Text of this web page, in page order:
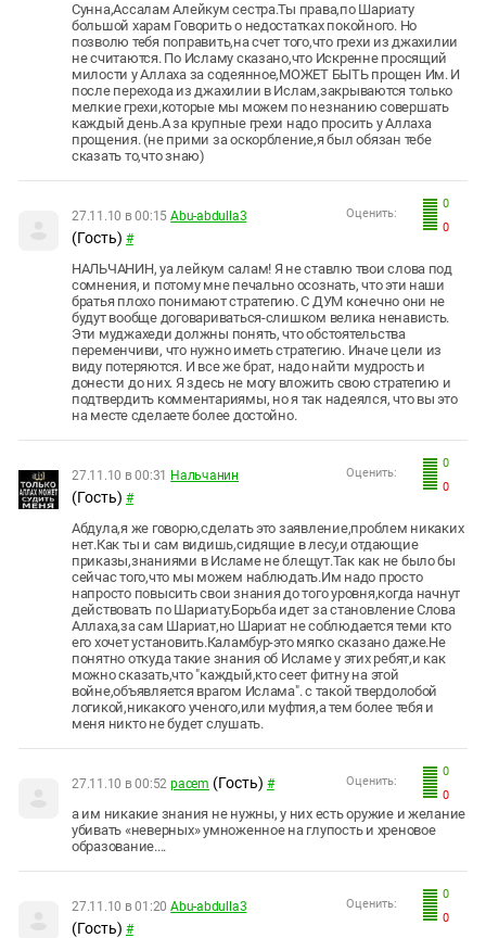
Сунна,Ассалам Алейкум сестра.Ты права,по Шариату
большой харам Говорить о недостатках покойного. Но
позволю тебя поправить,на счет того,что грехи из джахилии
не считаются. По Исламу сказано,что Искренне просящий
милости у Аллаха за содеянное,МОЖЕТ БЫТЬ прощен Им. И
после перехода из джахилии в Ислам,закрываются только
мелкие грехи,которые мы можем по незнанию совершать
каждый день.А за крупные грехи надо просить у Аллаха
прощения. (не прими за оскорбление,я был обязан тебе
сказать то,что знаю)
0
0
Оценить:
27.11.10 в 00:15 Abu-abdulla3
(Гость) #
НАЛЬЧАНИН, уа лейкум салам! Я не ставлю твои слова под
сомнения, и потому мне печально осознать, что эти наши
братья плохо понимают стратегию. С ДУМ конечно они не
будут вообще договариваться-слишком велика ненависть.
Эти муджахеди должны понять, что обстоятельства
переменчиви, что нужно иметь стратегию. Иначе цели из
виду потеряются. И все же брат, надо найти мудрость и
донести до них. Я здесь не могу вложить свою стратегию и
подтвердить комментариямы, но я так надеялся, что вы это
на месте сделаете более достойно.
0
0
Оценить:
27.11.10 в 00:31 Нальчанин
(Гость) #
Абдула,я же говорю,сделать это заявление,проблем никаких
нет.Как ты и сам видишь,сидящие в лесу,и отдающие
приказы,знаниями в Исламе не блещут.Так как не было бы
сейчас того,что мы можем наблюдать.Им надо просто
напросто повысить свои знания до того уровня,когда начнут
действовать по Шариату.Борьба идет за становление Слова
Аллаха,за сам Шариат,но Шариат не соблюдается теми кто
его хочет установить.Каламбур-это мягко сказано даже.Не
понятно откуда такие знания об Исламе у этих ребят,и как
можно сказать,что "каждый,кто сеет фитну на этой
войне,объявляется врагом Ислама". с такой твердолобой
логикой,никакого ученого,или муфтия,а тем более тебя и
меня никто не будет слушать.
0
0
Оценить:
27.11.10 в 00:52 pacem (Гость) #
а им никакие знания не нужны, у них есть оружие и желание
убивать «неверных» умноженное на глупость и хреновое
образование....
0
0
Оценить:
27.11.10 в 01:20 Abu-abdulla3
(Гость) #